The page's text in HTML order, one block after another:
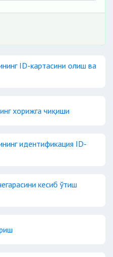
ID-картасини олиш ва
хорижга чиқиши
идентификация ID-
кесиб ўтиш